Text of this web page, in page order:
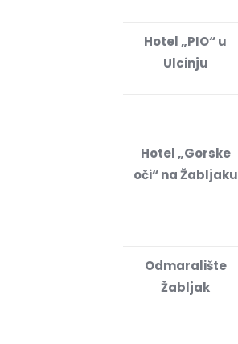
Hotel „PIO“ u
Ulcinju
Hotel „Gorske
oči“ na Žabljaku
Odmaralište
Žabljak